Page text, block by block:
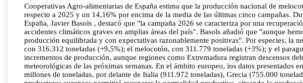
Cooperativas Agro-alimentarias de España estima que la producción nacional de
respecto a 2025 y un 14,16% por encima de la media de las últimas cinco campañas.
España, Javier Basols , destacó que "la campaña 2026 se caracteriza por una
accidentes climáticos graves en amplias áreas del país". Basols añadió que "aunque
producción equilibrada y con expectativas razonablemente positivas". Por especies, la
con 316.312 toneladas (+9,5%); el melocotón, con 311.779 toneladas (+3%); y el
incrementos de producción, aunque regiones como Extremadura registran descensos
meteorológicas de las próximas semanas. En el ámbito europeo, los datos
millones de toneladas, por delante de Italia (911.972 toneladas), Grecia (755.000